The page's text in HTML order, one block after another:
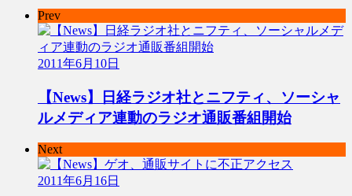
Prev
2011年6月10日
【News】日経ラジオ社とニフティ、ソーシャ
ルメディア連動のラジオ通販番組開始
Next
2011年6月16日